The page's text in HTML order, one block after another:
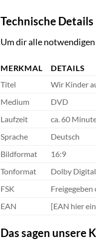
Technische
Um dir alle
MERKMAL
DETAILS
Titel
Wir Kinder
Medium
DVD
Laufzeit
ca. 60
Sprache
Deutsch
Bildformat
16:9
Tonformat
Dolby
FSK
EAN
[EAN hier
Das sagen unsere